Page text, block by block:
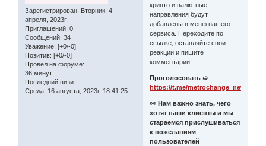
Зарегистрирован: Вторник, 4
апреля, 2023г.
Приглашений: 0
Сообщений: 34
Уважение: [+0/-0]
Позитив: [+0/-0]
Провел на форуме:
36 минут
Последний визит:
Среда, 16 августа, 2023г. 18:41:25
крипто и валютные
направления будут
добавлены в меню нашего
сервиса. Переходите по
ссылке, оставляйте свои
реакции и пишите
комментарии!
Проголосовать ➯
https://t.me/metrochange_news/15
👀 Нам важно знать, чего
хотят наши клиенты и мы
стараемся прислушиваться
к пожеланиям
пользователей